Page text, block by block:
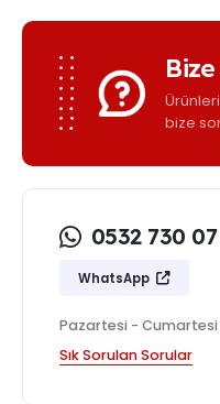
bize
0532 730
WhatsApp
Pazartesi - Cumartesi
Sık Sorulan Sorular